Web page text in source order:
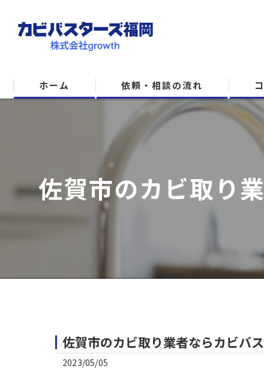
ホーム 依頼・相談の流れ
佐賀市のカビ取り
佐賀市のカビ取り業者ならカビバ
2023/05/05